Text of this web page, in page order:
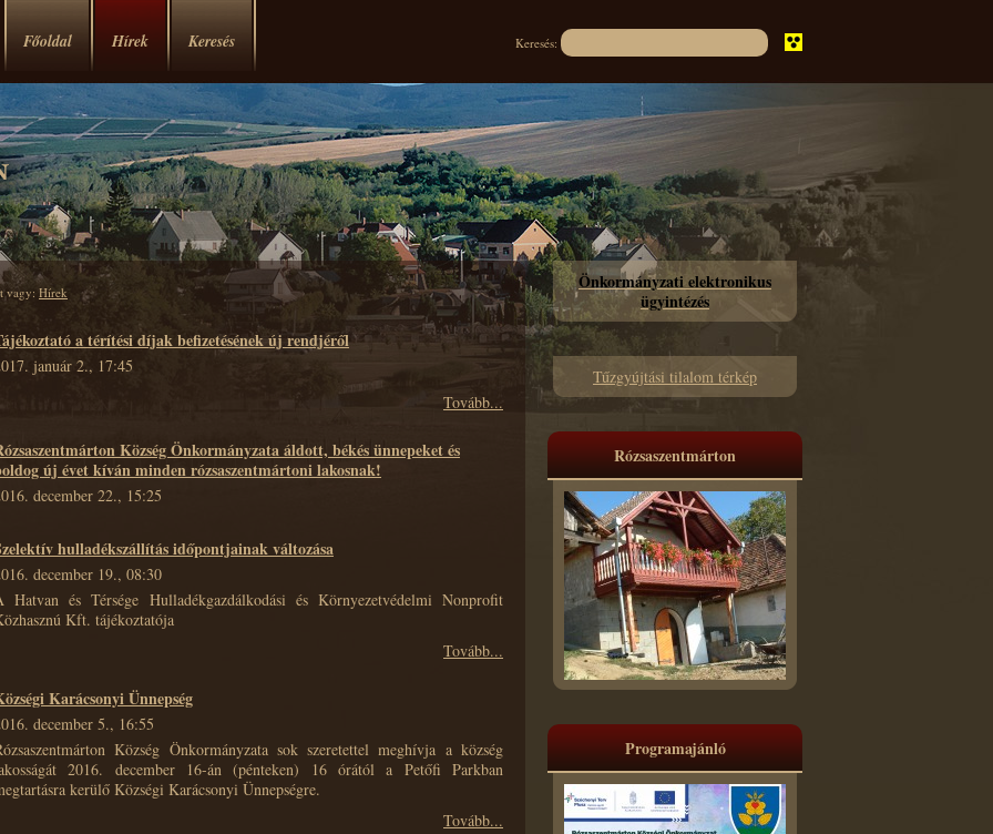
Főoldal Hírek Keresés Keresés:
vagy: Hírek
a térítési díjak befizetésének új rendjéről
január 2., 17:45
Tovább...
Község Önkormányzata áldott, békés ünnepeket és
új évet kíván minden rózsaszentmártoni lakosnak!
december 22., 15:25
hulladékszállítás időpontjainak változása
december 19., 08:30
Hatvan és Térsége Hulladékgazdálkodási és Környezetvédelmi Nonprofit
Kft. tájékoztatója
Tovább...
Karácsonyi Ünnepség
december 5., 16:55
Község Önkormányzata sok szeretettel meghívja a község
2016. december 16-án (pénteken) 16 órától a Petőfi Parkban
kerülő Községi Karácsonyi Ünnepségre.
Tovább...
Önkormányzati elektronikus
ügyintézés
Tűzgyújtási tilalom térkép
Rózsaszentmárton
Programajánló